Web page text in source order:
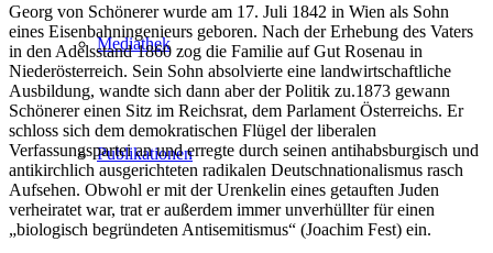
Mediathek
Publikationen
Georg von Schönerer wurde am 17. Juli 1842 in Wien als Sohn
eines Eisenbahningenieurs geboren. Nach der Erhebung des Vaters
in den Adelsstand 1860 zog die Familie auf Gut Rosenau in
Niederösterreich. Sein Sohn absolvierte eine landwirtschaftliche
Ausbildung, wandte sich dann aber der Politik zu.1873 gewann
Schönerer einen Sitz im Reichsrat, dem Parlament Österreichs. Er
schloss sich dem demokratischen Flügel der liberalen
Verfassungspartei an und erregte durch seinen antihabsburgisch und
antikirchlich ausgerichteten radikalen Deutschnationalismus rasch
Aufsehen. Obwohl er mit der Urenkelin eines getauften Juden
verheiratet war, trat er außerdem immer unverhüllter für einen
„biologisch begründeten Antisemitismus“ (Joachim Fest) ein.